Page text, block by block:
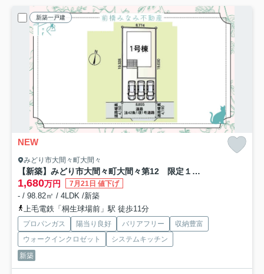
新築一戸建
NEW
みどり市大間々町大間々
【新築】みどり市大間々町大間々第12 限定１棟 クレイドルガーデン 新築建売
1,680万円 7月21日 値下げ
- / 98.82㎡ / 4LDK /新築
上毛電鉄「桐生球場前」駅 徒歩11分
プロパンガス 陽当り良好 バリアフリー
収納豊富
ウォークインクロゼット
システムキッチン
新築